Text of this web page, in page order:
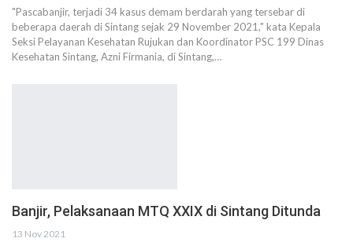
"Pascabanjir, terjadi 34 kasus demam berdarah yang tersebar di
beberapa daerah di Sintang sejak 29 November 2021," kata Kepala
Seksi Pelayanan Kesehatan Rujukan dan Koordinator PSC 199 Dinas
Kesehatan Sintang, Azni Firmania, di Sintang,…
Banjir, Pelaksanaan MTQ XXIX di Sintang Ditunda
13 Nov 2021